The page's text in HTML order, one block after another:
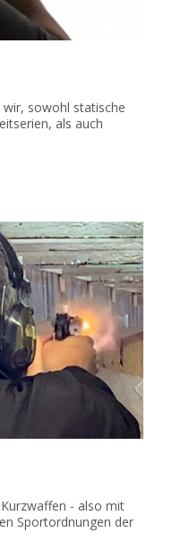
sowohl statische
als auch
- also mit
Sportordnungen der